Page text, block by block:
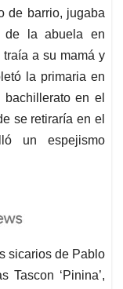
de barrio, jugaba
la abuela en
a su mamá y
la primaria en
en el
se retiraría en el
un espejismo
sicarios de Pablo
‘Pinina’,